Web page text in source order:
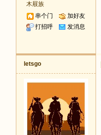
木屐族
串个门
加好友
打招呼
发消息
letsgo